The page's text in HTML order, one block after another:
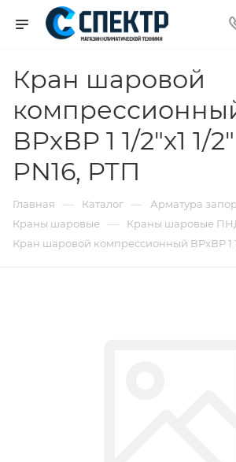
Кран шаровой
ВРxВР 1 1/2"x1 1/2"
PN16, РТП
Главная — Каталог — Арматура
Краны шаровые — Краны шаровые
Кран шаровой компрессионный ВРxВР 1 1/